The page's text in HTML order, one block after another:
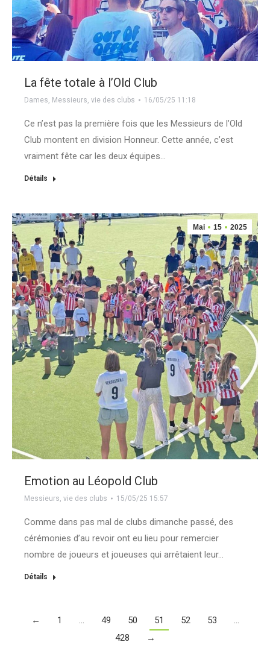
La fête totale à l’Old Club
Dames, Messieurs, vie des clubs 16/05/25 11:18
Ce n’est pas la première fois que les Messieurs de l’Old
Club montent en division Honneur. Cette année, c’est
vraiment fête car les deux équipes…
Détails
Mai 15 2025
Emotion au Léopold Club
Messieurs, vie des clubs 15/05/25 15:57
Comme dans pas mal de clubs dimanche passé, des
cérémonies d’au revoir ont eu lieu pour remercier
nombre de joueurs et joueuses qui arrêtaient leur…
Détails
← 1 … 49 50 51 52 53
…
428
→